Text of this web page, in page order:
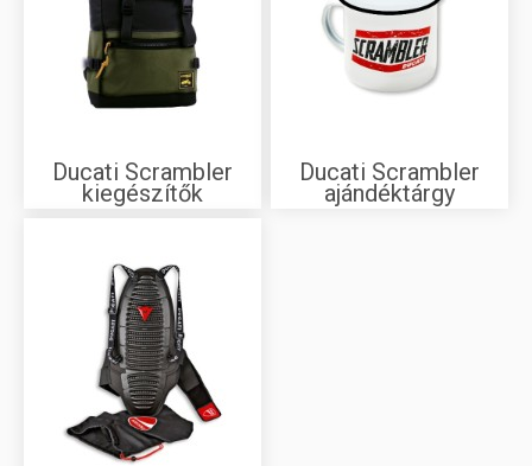
Ducati Scrambler
kiegészítők
Ducati Scrambler
ajándéktárgy